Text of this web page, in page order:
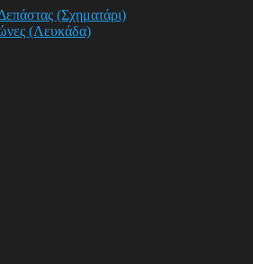
(Σχηματάρι)
(Λευκάδα)